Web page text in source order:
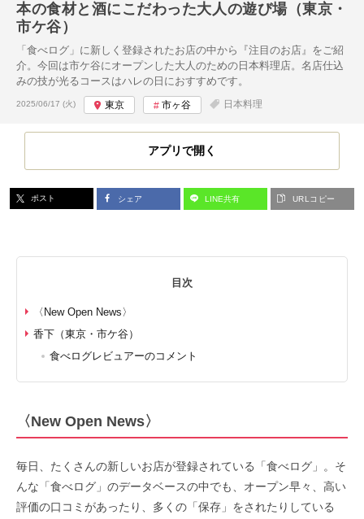
本の食材と酒にこだわった大人の遊び場（東京・
市ケ谷）
「食べログ」に新しく登録されたお店の中から『注目のお店』をご紹
介。今回は市ケ谷にオープンした大人のための日本料理店。名店仕込
みの技が光るコースはハレの日におすすめです。
投稿日:
2025/06/17 (火) 東京 市ヶ谷 日本料理
アプリで開く
ポスト シェア LINE共有 URLコピー
目次
〈New Open News〉
香下（東京・市ケ谷）
食べログレビュアーのコメント
〈New Open News〉
毎日、たくさんの新しいお店が登録されている「食べログ」。そ
んな「食べログ」のデータベースの中でも、オープン早々、高い
評価の口コミがあったり、多くの「保存」をされたりしている